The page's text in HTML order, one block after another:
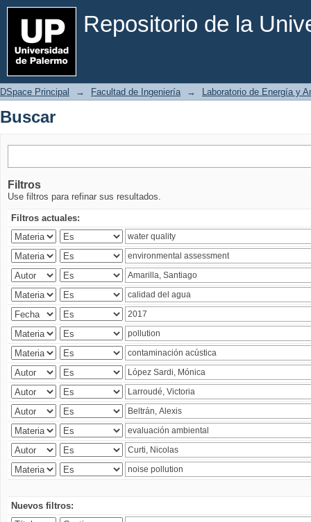
Repositorio de la
Buscar
DSpace Principal → Facultad de Ingeniería → Laboratorio de Energía y
Buscar
Filtros
Use filtros para refinar sus resultados.
Filtros actuales:
Nuevos filtros: